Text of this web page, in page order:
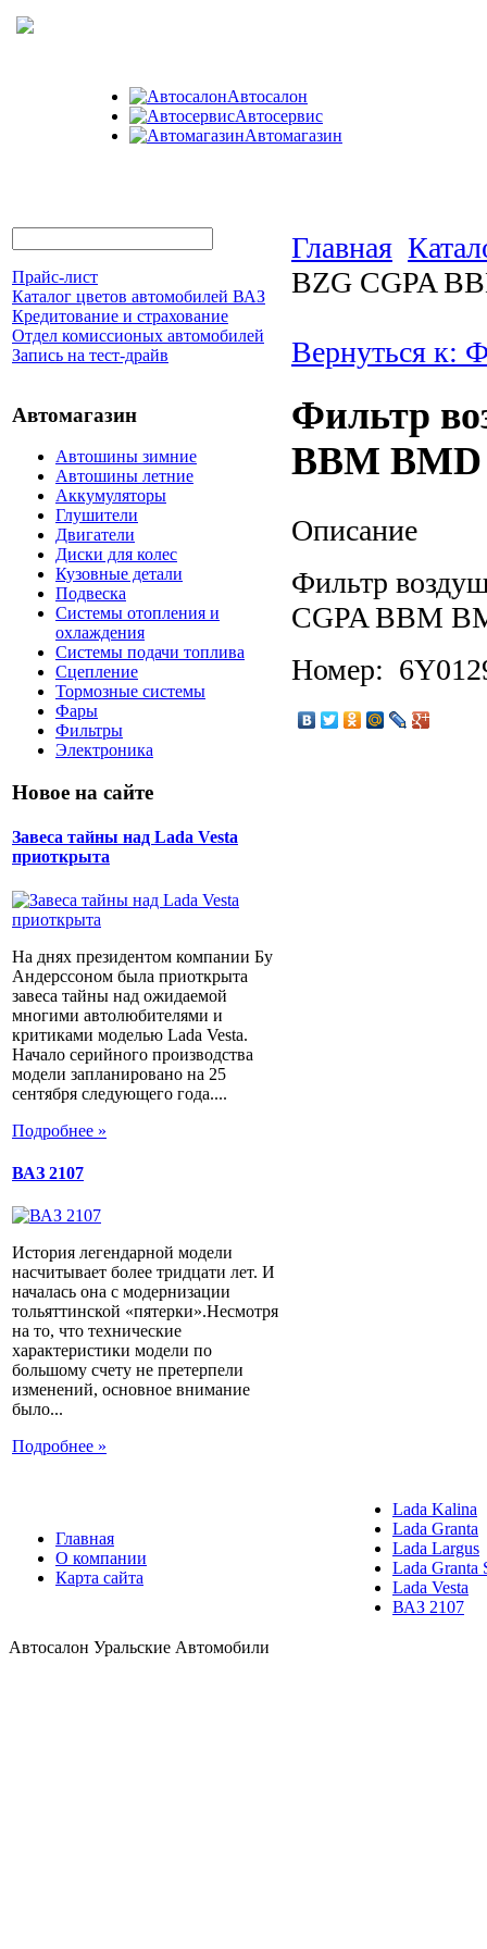
Автосалон
Автосервис
Автомагазин
Прайс-лист
Каталог цветов автомобилей ВАЗ
Кредитование и страхование
Отдел комиссионых автомобилей
Запись на тест-драйв
Автомагазин
Автошины зимние
Автошины летние
Аккумуляторы
Глушители
Двигатели
Диски для колес
Кузовные детали
Подвеска
Системы отопления и
охлаждения
Системы подачи топлива
Сцепление
Тормозные системы
Фары
Фильтры
Электроника
Новое на сайте
Завеса тайны над Lada Vesta
приоткрыта
На днях президентом компании Бу
Андерссоном была приоткрыта
завеса тайны над ожидаемой
многими автолюбителями и
критиками моделью Lada Vesta.
Начало серийного производства
модели запланировано на 25
сентября следующего года....
Подробнее »
ВАЗ 2107
История легендарной модели
насчитывает более тридцати лет. И
началась она с модернизации
тольяттинской «пятерки».Несмотря
на то, что технические
характеристики модели по
большому счету не претерпели
изменений, основное внимание
было...
Подробнее »
Главная
BZG CGPA
Вернуться к:
Фильтр
BBM BMD
Описание
Фильтр
CGPA BBM
Номер:
Главная
О компании
Карта сайта
Lada Kalina
Lada Granta
Lada Largus
Lada Granta
Lada Vesta
ВАЗ 2107
Автосалон Уральские Автомобили